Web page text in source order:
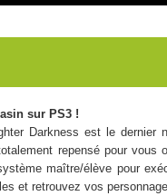
sur PS3 !
Darkness est le
repensé pour vous
maître/élève pour
et retrouvez vos